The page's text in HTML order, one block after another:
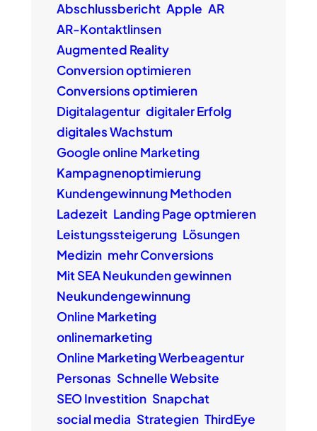
Abschlussbericht Apple AR
AR-Kontaktlinsen
Augmented Reality
Conversion optimieren
Conversions optimieren
Digitalagentur digitaler Erfolg
digitales Wachstum
Google online Marketing
Kampagnenoptimierung
Kundengewinnung Methoden
Ladezeit Landing Page optmieren
Leistungssteigerung Lösungen
Medizin mehr Conversions
Mit SEA Neukunden gewinnen
Neukundengewinnung
Online Marketing
onlinemarketing
Online Marketing Werbeagentur
Personas Schnelle Website
SEO Investition Snapchat
social media Strategien ThirdEye